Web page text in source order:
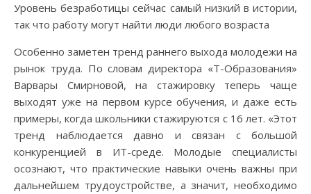
Уровень безработицы сейчас самый низкий в истории,
так что работу могут найти люди любого возраста
Особенно заметен тренд раннего выхода молодежи на
рынок труда. По словам директора «Т-Образования»
Варвары Смирновой, на стажировку теперь чаще
выходят уже на первом курсе обучения, и даже есть
примеры, когда школьники стажируются с 16 лет. «Этот
тренд наблюдается давно и связан с большой
конкуренцией в ИТ-среде. Молодые специалисты
осознают, что практические навыки очень важны при
дальнейшем трудоустройстве, а значит, необходимо